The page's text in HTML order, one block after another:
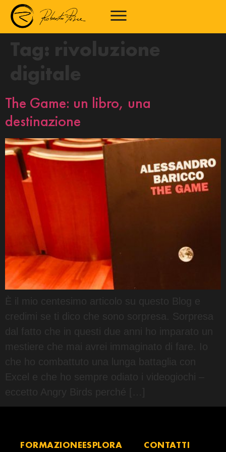
Tag:
rivoluzione
digitale
The Game: un libro, una
destinazione
È il mio centesimo articolo su questo Blog e
credimi se ti dico che sono sorpresa. Sorpresa
dal fatto che in questi due anni ho imparato un
mestiere che mai avrei immaginato di fare. Io
Excel e che ho sempre odiato i videogiochi –
eccetto Angry Birds perché […]
FORMAZIONEESPLORA CONTATTI